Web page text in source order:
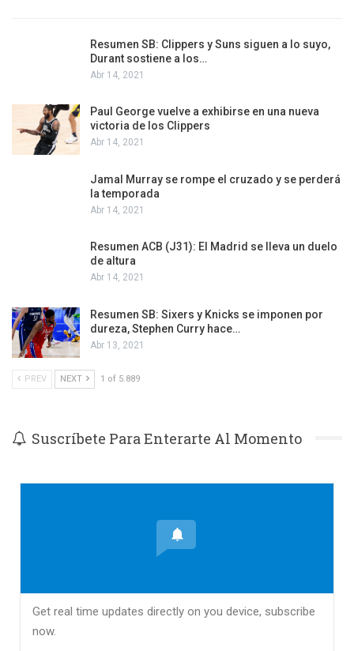
Resumen SB: Clippers y Suns siguen a lo suyo,
Durant sostiene a los…
Abr 14, 2021
Paul George vuelve a exhibirse en una nueva
victoria de los Clippers
Abr 14, 2021
Jamal Murray se rompe el cruzado y se perderá
la temporada
Abr 14, 2021
Resumen ACB (J31): El Madrid se lleva un duelo
de altura
Abr 14, 2021
Resumen SB: Sixers y Knicks se imponen por
dureza, Stephen Curry hace…
Abr 13, 2021
PREV NEXT 1 of 5.889
Suscríbete Para Enterarte Al Momento
Get real time updates directly on you device, subscribe
now.